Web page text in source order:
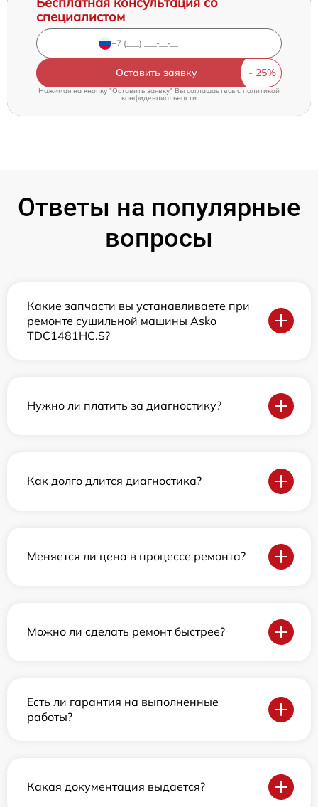
специалистом
Оставить заявку
Нажимая на кнопку "Оставить заявку" Вы соглашаетесь cполитикой
конфиденциальности
Ответы на популярные
вопросы
Какие запчасти вы устанавливаете при
ремонте сушильной машины Asko
TDC1481HC.S?
Нужно ли платить за диагностику?
Как долго длится диагностика?
Меняется ли цена в процессе ремонта?
Можно ли сделать ремонт быстрее?
Есть ли гарантия на выполненные
работы?
Какая документация выдается?